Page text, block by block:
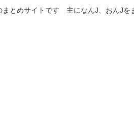
まとめサイトです 主になんJ、おんJ